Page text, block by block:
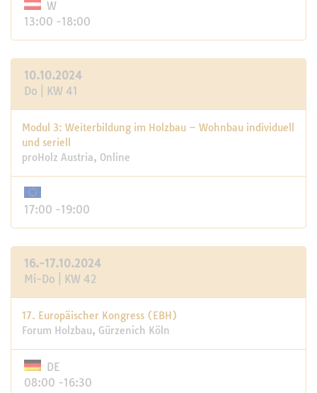
W
13:00 -18:00
10.10.2024
Do | KW 41
Modul 3: Weiterbildung im Holzbau – Wohnbau individuell
und seriell
proHolz Austria, Online
17:00 -19:00
16.-17.10.2024
Mi-Do | KW 42
17. Europäischer Kongress (EBH)
Forum Holzbau, Gürzenich Köln
DE
08:00 -16:30